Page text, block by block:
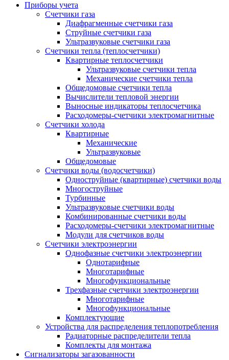
Приборы учета
Счетчики газа
Диафрагменные счетчики газа
Струйные счетчики газа
Ультразвуковые счетчики газа
Счетчики тепла (теплосчетчики)
Квартирные теплосчетчики
Ультразвуковые счетчики тепла
Механические счетчики тепла
Общедомовые счетчики тепла
Вычислители тепловой энергии
Выносные индикаторы теплосчетчика
Расходомеры-счетчики электромагнитные
Счетчики холода
Квартирные
Механические
Ультразвуковые
Общедомовые
Счетчики воды (водосчетчики)
Одноструйные (квартирные) счетчики воды
Многоструйные
Турбинные
Ультразвуковые счетчики воды
Комбинированные счетчики воды
Расходомеры-счетчики электромагнитные
Модули для счетчиков воды
Счетчики электроэнергии
Однофазные счетчики электроэнергии
Однотарифные
Многотарифные
Многофункциональные
Трехфазные счетчики электроэнергии
Многотарифные
Многофункциональные
Комплектующие
Устройства для распределения теплопотребления
Радиаторные распределители тепла
Комплекты для монтажа
Сигнализаторы загазованности